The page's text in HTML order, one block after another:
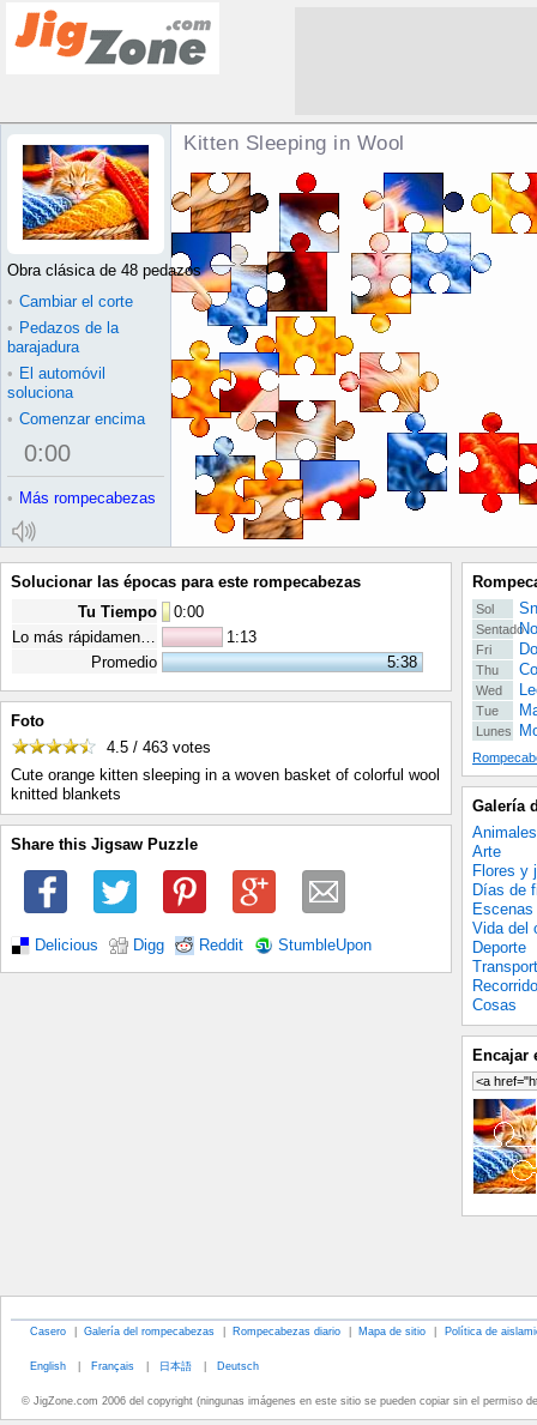
Kitten Sleeping in Wool
Obra clásica de 48 pedazos
• Cambiar el corte
• Pedazos de la
barajadura
• El automóvil
soluciona
• Comenzar encima
0:00
• Más rompecabezas
Solucionar las épocas para este rompecabezas
Tu Tiempo
0:00
Lo más rápidamente posible
1:13
Promedio
5:38
Foto
4.5 / 463 votes
Cute orange kitten sleeping in a woven basket of colorful wool
knitted blankets
Share this Jigsaw Puzzle
Delicious Digg Reddit StumbleUpon
Sol
Sentado
Fri
Thu
Wed
Tue
Lunes
Galería
Animales
Arte
Flores y
Días de
Vida del
Deporte
Recorrido
Cosas
Encajar
Casero | Galería del rompecabezas | Rompecabezas diario | Mapa de sitio | Política de
English | Français | 日本語 | Deutsch
© JigZone.com 2006 del copyright (ningunas imágenes en este sitio se pueden copiar sin el permiso